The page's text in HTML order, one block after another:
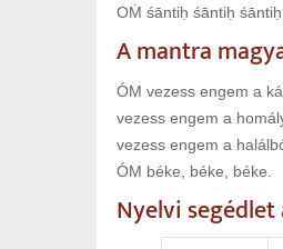
OṀ śāntiḥ śāntiḥ śāntiḥ
A mantra
ÓM vezess engem a
vezess engem a
vezess engem a
ÓM béke, béke, béke.
Nyelvi